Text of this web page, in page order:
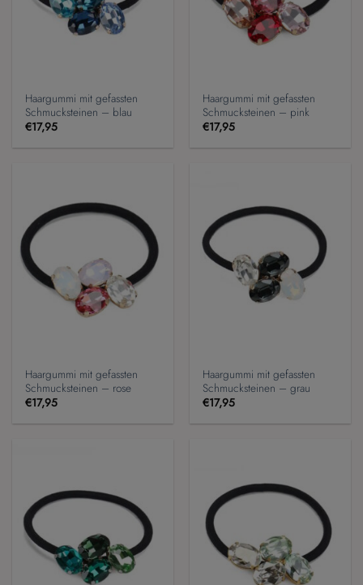
Haargummi mit gefassten
Schmucksteinen – blau
€17,95
Haargummi mit gefassten
Schmucksteinen – pink
€17,95
Haargummi mit gefassten
Schmucksteinen – rose
€17,95
Haargummi mit gefassten
Schmucksteinen – grau
€17,95